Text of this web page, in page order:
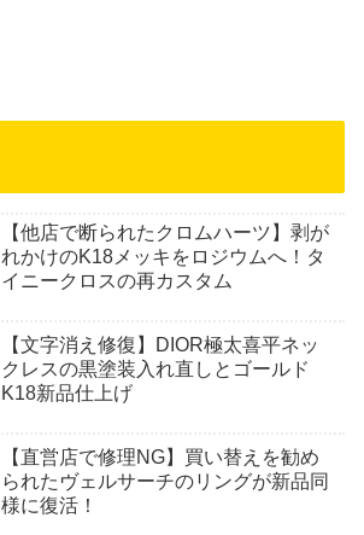
【他店で断られたクロムハーツ】剥が
れかけのK18メッキをロジウムへ！タ
イニークロスの再カスタム
【文字消え修復】DIOR極太喜平ネッ
クレスの黒塗装入れ直しとゴールド
K18新品仕上げ
【直営店で修理NG】買い替えを勧め
られたヴェルサーチのリングが新品同
様に復活！